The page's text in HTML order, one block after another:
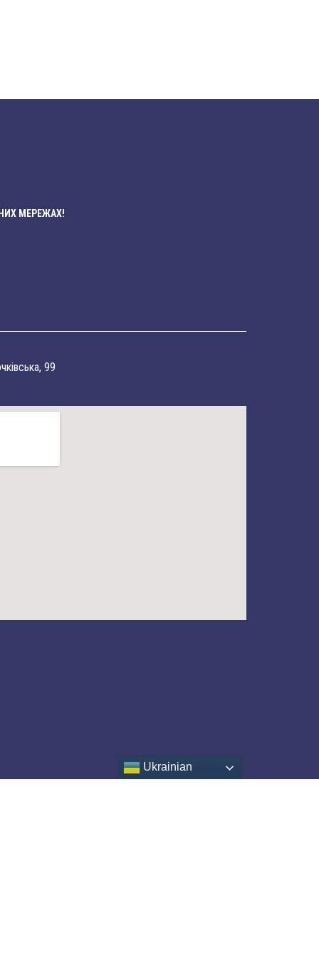
МЕРЕЖАХ!
99
Ukrainian